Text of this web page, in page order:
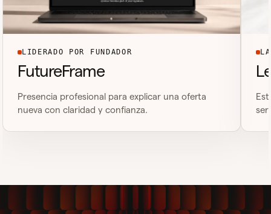
LIDERADO POR FUNDADOR
FutureFrame
Presencia profesional para explicar una oferta
nueva con claridad y confianza.